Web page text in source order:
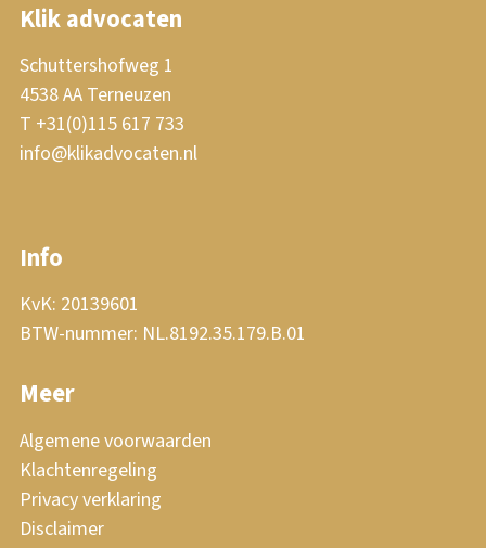
Klik advocaten
Schuttershofweg 1
4538 AA Terneuzen
T +31(0)115 617 733
info@klikadvocaten.nl
Info
KvK: 20139601
BTW-nummer: NL.8192.35.179.B.01
Meer
Algemene voorwaarden
Klachtenregeling
Privacy verklaring
Disclaimer